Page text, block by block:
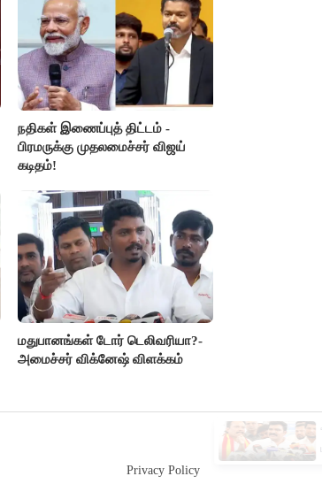
நதிகள் இணைப்புத் திட்டம் -
பிரமருக்கு முதலமைச்சர் விஜய்
கடிதம்!
மதுபானங்கள் டோர் டெலிவரியா?-
அமைச்சர் விக்னேஷ் விளக்கம்
Privacy Policy